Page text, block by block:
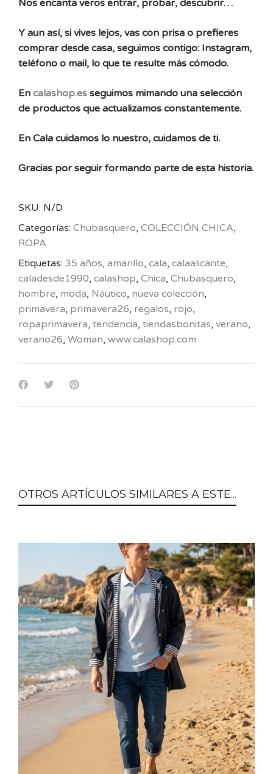
Nos encanta veros entrar, probar, descubrir…
Y aun así, si vives lejos, vas con prisa o prefieres
comprar desde casa, seguimos contigo: Instagram,
teléfono o mail, lo que te resulte más cómodo.
En calashop.es seguimos mimando una selección
de productos que actualizamos constantemente.
En Cala cuidamos lo nuestro, cuidamos de ti.
Gracias por seguir formando parte de esta historia.
SKU: N/D
Categorías: Chubasquero, COLECCIÓN CHICA,
ROPA
Etiquetas: 35 años, amarillo, cala, calaalicante,
caladesde1990, calashop, Chica, Chubasquero,
hombre, moda, Náutico, nueva colección,
primavera, primavera26, regalos, rojo,
ropaprimavera, tendencia, tiendasbonitas, verano,
verano26, Woman, www.calashop.com
OTROS ARTÍCULOS SIMILARES A ESTE...